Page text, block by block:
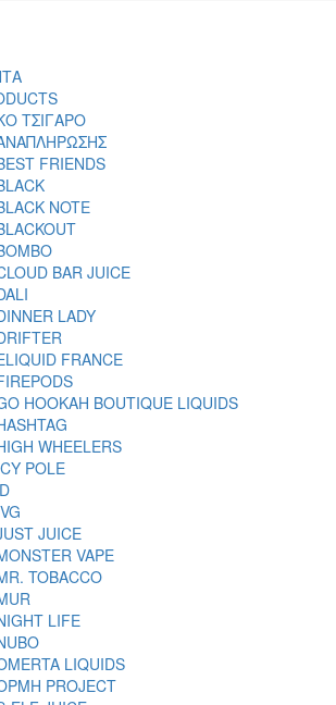
ΤΣΙΓΑΡΟ
FRIENDS
NOTE
BAR JUICE
LADY
FRANCE
HOOKAH BOUTIQUE LIQUIDS
WHEELERS
POLE
JUICE
VAPE
TOBACCO
LIFE
LIQUIDS
PROJECT